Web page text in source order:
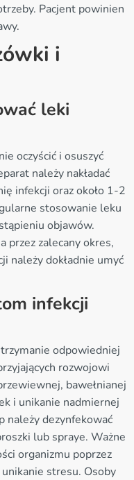
Pacjent powinien
i
leki
oczyścić i osuszyć
należy nakładać
infekcji oraz około 1-2
stosowanie leku
objawów.
przez zalecany okres,
należy dokładnie umyć
infekcji
odpowiedniej
rozwojowi
bawełnianej
i unikanie nadmiernej
należy dezynfekować
lub spraye. Ważne
organizmu poprzez
stresu. Osoby